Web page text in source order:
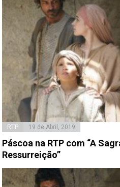
RTP 19 de Abril, 2019
Páscoa na RTP com “A
Ressurreição”